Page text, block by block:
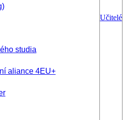
studia
aliance 4EU+
Učitelé